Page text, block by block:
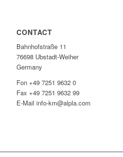
CONTACT
Bahnhofstraße 11
76698 Ubstadt-Weiher
Germany
Fon +49 7251 9632 0
Fax +49 7251 9632 99
E-Mail info-km@alpla.com